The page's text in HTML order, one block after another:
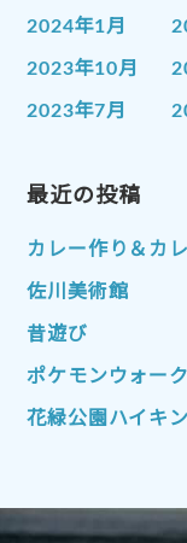
2024年1月
2023年10月
2023年7月
2023年1月
2022年10月
2022年7月
2022年4月
2022年1月
2021年10月
2021年1月
最近の投稿
カレー作り＆カ
佐川美術館
昔遊び
ポケモンウォー
花緑公園ハイキ